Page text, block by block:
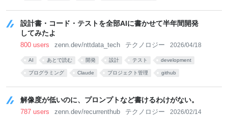
設計書・コード・テストを全部AIに書かせて半年間開発
してみたよ
800 users zenn.dev/nttdata_tech テクノロジー 2026/04/18
AI あとで読む 開発 設計 テスト development
プログラミング Claude プロジェクト管理 github
解像度が低いのに、プロンプトなど書けるわけがない。
787 users zenn.dev/recurrenthub テクノロジー 2026/02/14